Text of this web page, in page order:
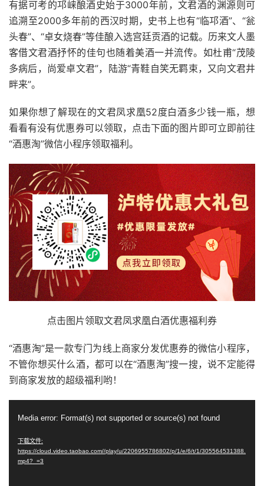
有据可考的邛崃酿酒史始于3000年前，文君酒的渊源则可
追溯至2000多年前的西汉时期，史书上也有“临邛酒”、“瓮
头春”、“卓女烧春”等佳酿入选宫廷贡酒的记载。历来文人墨
客借文君酒抒怀的佳句也随着美酒一并流传。如杜甫“茂陵
多病后，尚爱卓文君”，陆游“青鞋自笑无羁束，又向文君井
畔来”。
如果你想了解现在的文君凤求凰52度白酒多少钱一瓶，想
看看有没有优惠券可以领取，点击下面的图片即可立即前往
“酒惠淘”微信小程序领取福利。
点击图片领取文君凤求凰白酒优惠福利券
“酒惠淘”是一款专门为线上商家分发优惠券的微信小程序，
不管你想买什么酒，都可以在“酒惠淘”搜一搜，说不定能得
到商家发放的超级福利哟！
Media error: Format(s) not supported or source(s) not found
下载文件:
https://cloud.video.taobao.com//play/u/2206955786802/p/1/e/6/t/1/305564531388.
mp4?_=3